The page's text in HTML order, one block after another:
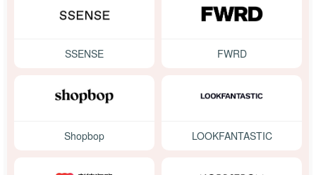
SSENSE FWRD
Shopbop LOOKFANTASTIC